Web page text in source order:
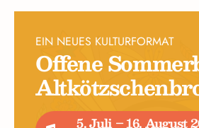
EIN NEUES KULTURFORMAT
Offene
5. Juli – 16. August